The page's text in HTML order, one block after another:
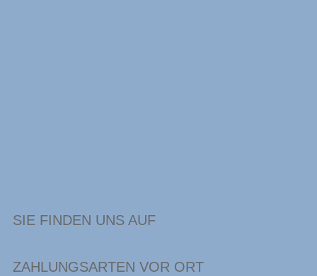
SIE FINDEN UNS AUF
ZAHLUNGSARTEN VOR ORT